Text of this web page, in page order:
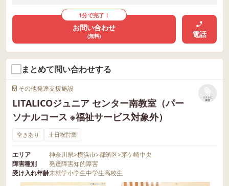
1分で完了！
お問い合わせ
(無料) 電話
まとめて問い合わせする
その他発達支援施設
LITALICOジュニア センター南教室（パー
ソナルコース ※福祉サービス対象外）
リストに
保存
空きあり 土日祝営業
エリア 神奈川県>横浜市>都筑区>茅ケ崎中央
障害種別
発達障害知的障害
受け入れ年齢未就学小学生中学生高校生